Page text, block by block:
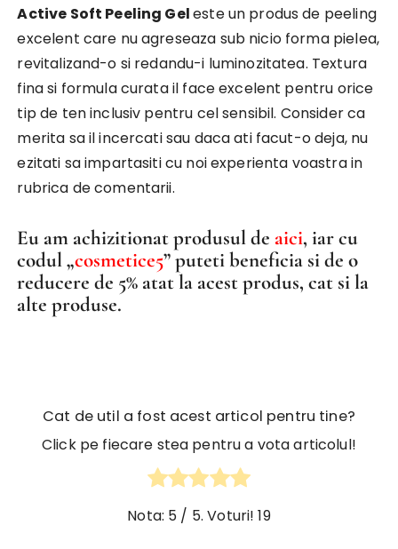
Active Soft Peeling Geleste un produs de peeling
excelent care nu agreseaza sub nicio forma pielea,
revitalizand-o si redandu-i luminozitatea. Textura
fina si formula curata il face excelent pentru orice
tip de ten inclusiv pentru cel sensibil. Consider ca
merita sa il incercati sau daca ati facut-o deja, nu
ezitati sa impartasiti cu noi experienta voastra in
rubrica de comentarii.
Eu am achizitionat produsul de aici, iar cu
codul „cosmetice5” puteti beneficia si de o
reducere de 5% atat la acest produs, cat si la
alte produse.
Cat de util a fost acest articol pentru tine?
Click pe fiecare stea pentru a vota articolul!
Nota: 5 / 5. Voturi!19